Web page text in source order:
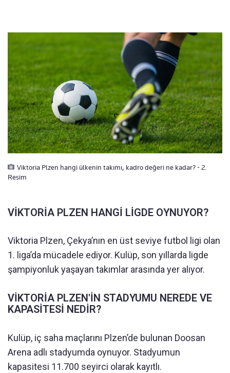
Viktoria Plzen hangi ülkenin takımı, kadro değeri ne kadar? - 2.
Resim
VİKTORİA PLZEN HANGİ LİGDE OYNUYOR?
Viktoria Plzen, Çekya’nın en üst seviye futbol ligi olan
1. liga’da mücadele ediyor. Kulüp, son yıllarda ligde
şampiyonluk yaşayan takımlar arasında yer alıyor.
VİKTORİA PLZEN'İN STADYUMU NEREDE VE
KAPASİTESİ NEDİR?
Kulüp, iç saha maçlarını Plzen’de bulunan Doosan
Arena adlı stadyumda oynuyor. Stadyumun
kapasitesi 11.700 seyirci olarak kayıtlı.